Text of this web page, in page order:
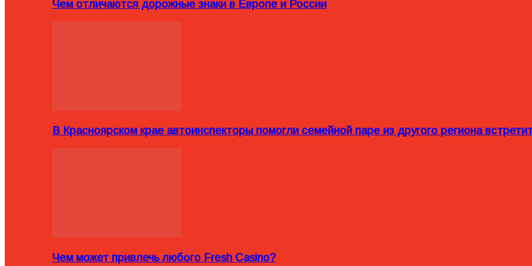
Чем отличаются дорожные знаки в Европе и России
В Красноярском крае автоинспекторы помогли семейной паре из другого региона
Чем может привлечь любого Fresh Casino?